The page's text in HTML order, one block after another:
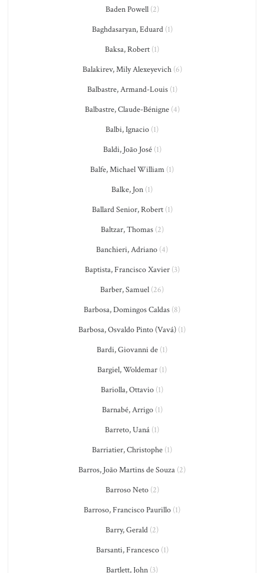
Baden Powell(2)
Baghdasaryan, Eduard(1)
Baksa, Robert (1)
Balakirev, Mily Alexeyevich(6)
Balbastre, Armand-Louis(1)
Balbastre, Claude-Bénigne(4)
Balbi, Ignacio (1)
Baldi, João José(1)
Balfe, Michael William (1)
Balke, Jon (1)
Ballard Senior, Robert(1)
Baltzar, Thomas(2)
Banchieri, Adriano (4)
Baptista, Francisco Xavier(3)
Barber, Samuel (26)
Barbosa, Domingos Caldas (8)
Barbosa, Osvaldo Pinto (Vavá) (1)
Bardi, Giovanni de (1)
Bargiel, Woldemar (1)
Bariolla, Ottavio (1)
Barnabé, Arrigo(1)
Barreto, Uaná (1)
Barriatier, Christophe (1)
Barros, João Martins de Souza (2)
Barroso Neto(2)
Barroso, Francisco Paurillo (1)
Barry, Gerald (2)
Barsanti, Francesco(1)
Bartlett, John (3)